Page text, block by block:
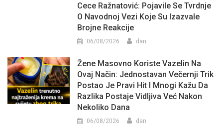
Cece Ražnatović: Pojavile Se Tvrdnje
O Navodnoj Vezi Koje Su Izazvale
Brojne Reakcije
06/08/2026 dan
Žene Masovno Koriste Vazelin Na
Ovaj Način: Jednostavan Večernji Trik
Postao Je Pravi Hit I Mnogi Kažu Da
Razlika Postaje Vidljiva Već Nakon
Nekoliko Dana
06/08/2026 dan